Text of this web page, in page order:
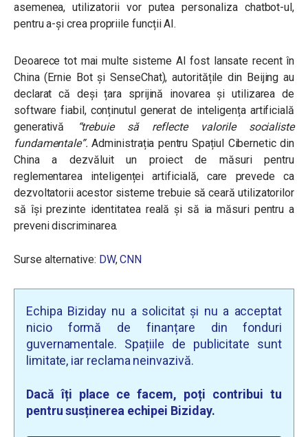
asemenea, utilizatorii vor putea personaliza chatbot-ul,
pentru a-și crea propriile funcții AI.
Deoarece tot mai multe sisteme AI fost lansate recent în
China (Ernie Bot și SenseChat), autoritățile din Beijing au
declarat că deși țara sprijină inovarea și utilizarea de
software fiabil, conținutul generat de inteligența artificială
generativă
“trebuie să reflecte valorile socialiste
fundamentale”.Administrația pentru Spațiul Cibernetic din
China a dezvăluit un proiect de măsuri pentru
reglementarea inteligenței artificială, care prevede ca
dezvoltatorii acestor sisteme trebuie să ceară utilizatorilor
să își prezinte identitatea reală și să ia măsuri pentru a
preveni discriminarea.
Surse alternative: DW,CNN
Echipa Biziday nu a solicitat și nu a acceptat
nicio formă de finanțare din fonduri
guvernamentale. Spațiile de publicitate sunt
limitate, iar reclama neinvazivă.
Dacă îți place ce facem, poți contribui tu
pentru susținerea echipei Biziday.